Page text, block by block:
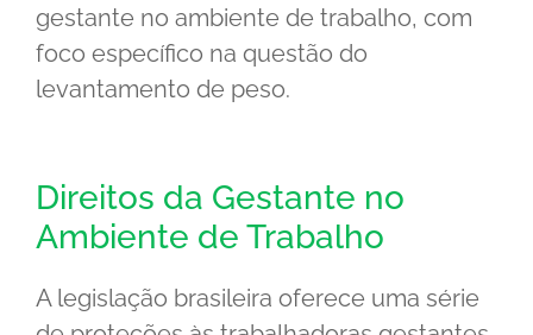
gestante no ambiente de trabalho, com
foco específico na questão do
levantamento de peso.
Direitos da Gestante no
Ambiente de Trabalho
A legislação brasileira oferece uma série